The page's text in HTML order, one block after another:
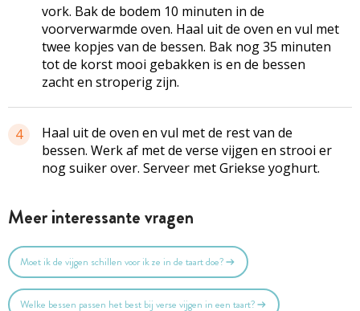
vork. Bak de bodem 10 minuten in de
voorverwarmde oven. Haal uit de oven en vul met
twee kopjes van de bessen. Bak nog 35 minuten
tot de korst mooi gebakken is en de bessen
zacht en stroperig zijn.
4
Haal uit de oven en vul met de rest van de
bessen. Werk af met de verse vijgen en strooi er
nog suiker over. Serveer met Griekse yoghurt.
Meer interessante vragen
Moet ik de vijgen schillen voor ik ze in de taart doe?
Welke bessen passen het best bij verse vijgen in een taart?